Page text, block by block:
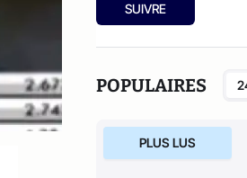
SUIVRE
POPULAIRES
PLUS LUS